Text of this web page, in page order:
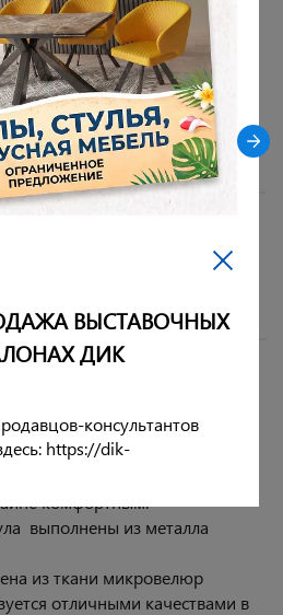
Имеет
(сборки не требует). Стул
особенностей и
и роста. Под
ленты, которые делают
комфортным.
выполнены из металла
из ткани микровелюр
отличными качествами в
ВЫСТАВОЧНЫХ
ДИК
консультантов
https://dik-